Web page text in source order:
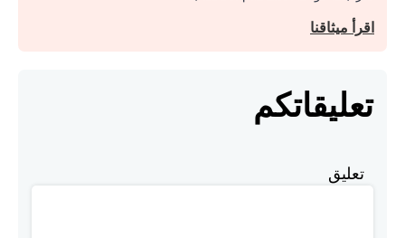
اقرأ ميثاقنا
تعليقاتكم
تعليق